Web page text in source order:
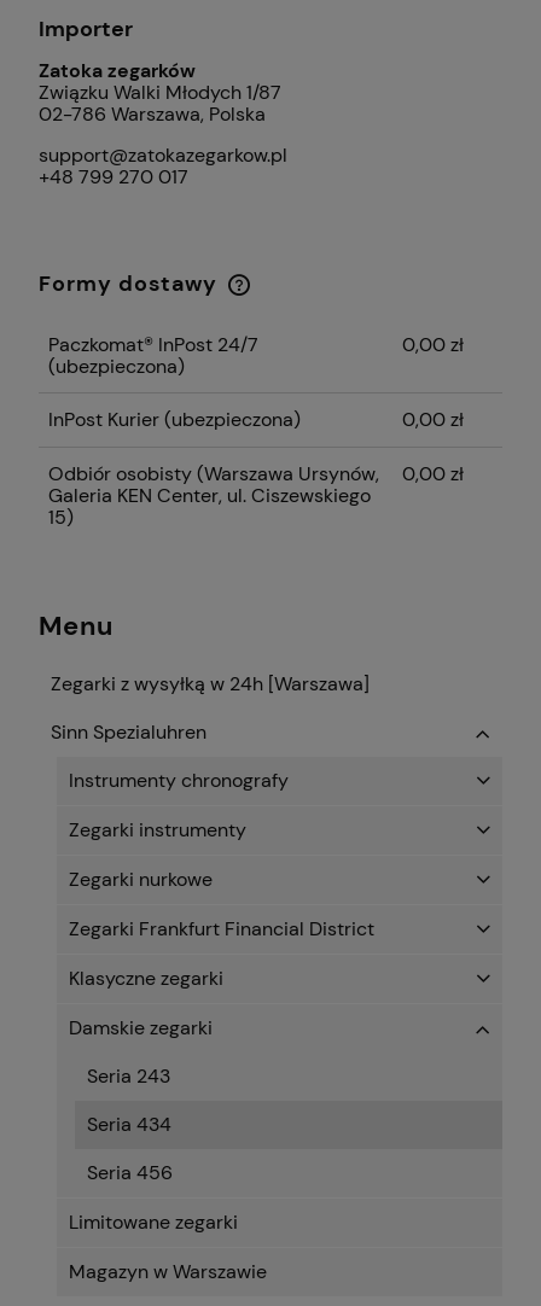
Importer
Zatoka zegarków
Związku Walki Młodych 1/87
02-786 Warszawa, Polska
support@zatokazegarkow.pl
+48 799 270 017
Formy dostawy
Cena nie zawiera ewentualnych kosztów
Paczkomat® InPost 24/7
(ubezpieczona)
0,00 zł
InPost Kurier (ubezpieczona) 0,00 zł
Odbiór osobisty(Warszawa Ursynów,
Galeria KEN Center, ul. Ciszewskiego
15)
0,00 zł
Menu
Zegarki z wysyłką w 24h [Warszawa]
Sinn Spezialuhren
Instrumenty chronografy
Zegarki instrumenty
Zegarki nurkowe
Zegarki Frankfurt Financial District
Klasyczne zegarki
Damskie zegarki
Seria 243
Seria 434
Seria 456
Limitowane zegarki
Magazyn w Warszawie